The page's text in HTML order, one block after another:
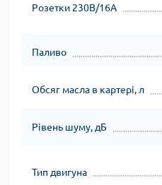
Розетки 230В/16А
Паливо
Обсяг масла в картері, л
Рівень шуму, дБ
Тип двигуна